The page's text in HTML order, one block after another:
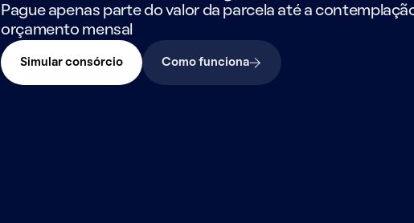
Pague apenas parte do valor da parcela até a
orçamento mensal
Simular consórcio Como funciona